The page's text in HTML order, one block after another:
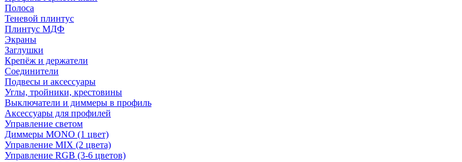
Полоса
Теневой плинтус
Плинтус МДФ
Экраны
Заглушки
Крепёж и держатели
Соединители
Подвесы и аксессуары
Углы, тройники, крестовины
Выключатели и диммеры в профиль
Аксессуары для профилей
Управление светом
Диммеры MONO (1 цвет)
Управление MIX (2 цвета)
Управление RGB (3-6 цветов)